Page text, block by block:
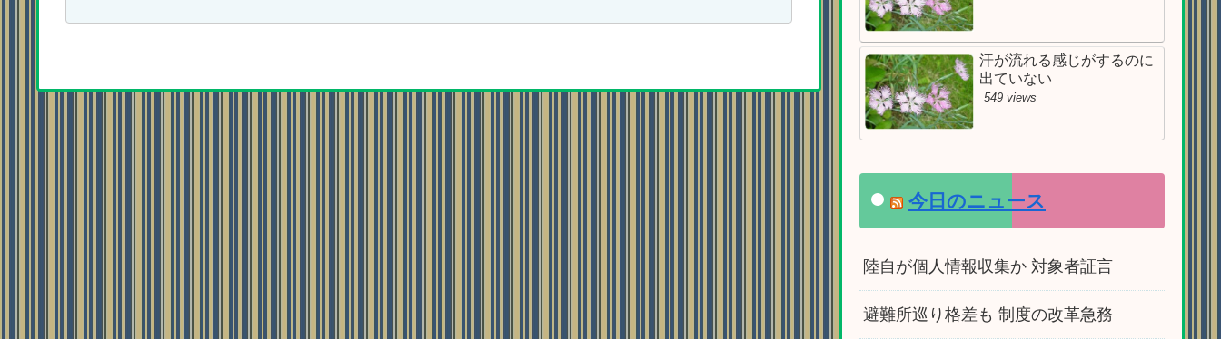
汗が流れる感じがするのに
出ていない
549 views
今日のニュース
陸自が個人情報収集か 対象者証言
避難所巡り格差も 制度の改革急務